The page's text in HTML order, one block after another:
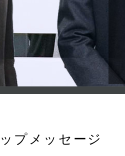
ップメッセージ